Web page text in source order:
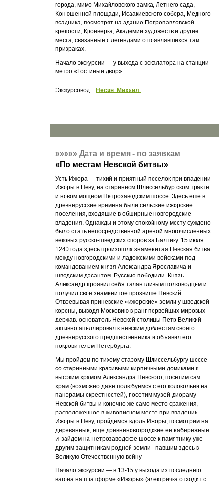
города, мимо Михайловского замка, Летнего сада,
Конюшенной площади, Исаакиевского собора, Медного
всадника, посмотрят на здание Петропавловской
крепости, Кронверка, Академии художеств и другие
места, связанные с легендами о появлявшихся там
призраках.
Начало экскурсии — у выхода с эскалатора на станции
метро «Гостиный двор».
Экскурсовод: Несин Михаил
»»»»»Дата и время - по заявкам
« По местам Невской битвы»
Усть Ижора — тихий и приятный поселок при впадении
Ижоры в Неву, на старинном Шлиссельбургском тракте
и новом мощном Петрозаводским шоссе. Здесь еще в
древнерусские времена были сельские ижорские
поселения, входящие в обширные новгородские
владения. Однажды и этому спокойному месту суждено
было стать непосредственной ареной многочисленных
вековых русско-шведских споров за Балтику. 15 июля
1240 года здесь произошла знаменитая Невская битва
между новгородскими и ладожскими войсками под
командованием князя Александра Ярославича и
шведским десантом. Русские победили. Князь
Александр проявил себя талантливым полководцем и
получил свое знаменитое прозвище Невский.
Отвоевывая приневские «ижорские» земли у шведской
короны, выводя Московию в ранг первейших мировых
держав, основатель Невской столицы Петр Великий
активно апеллировал к невским доблестям своего
древнерусского предшественника и объявил его
покровителем Петербурга.
Мы пройдем по тихому старому Шлиссельбургу шоссе
со старинными красивыми кирпичными домиками и
высоким храмом Александра Невского, посетим сам
храм (возможно даже полюбуемся с его колокольни на
панорамы окрестностей), посетим музей-диораму
Невской битвы и конечно же само место сражения,
расположенное в живописном месте при впадении
Ижоры в Неву, пройдемся вдоль Ижоры, посмотрим на
деревянные, еще древненовгородские ее набережные.
И зайдем на Петрозаводское шоссе к памятнику уже
другим защитникам родной земли - павшим здесь в
Великую Отечественную войну
Начало экскурсии — в 13-15 у выхода из последнего
вагона на платформе «Ижоры» (электричка отходит с